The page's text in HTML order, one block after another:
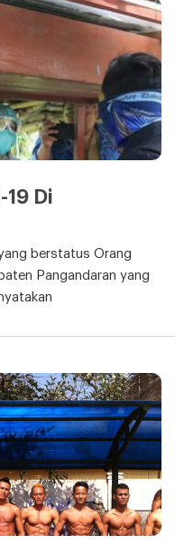
19 Di
berstatus Orang
Pangandaran yang